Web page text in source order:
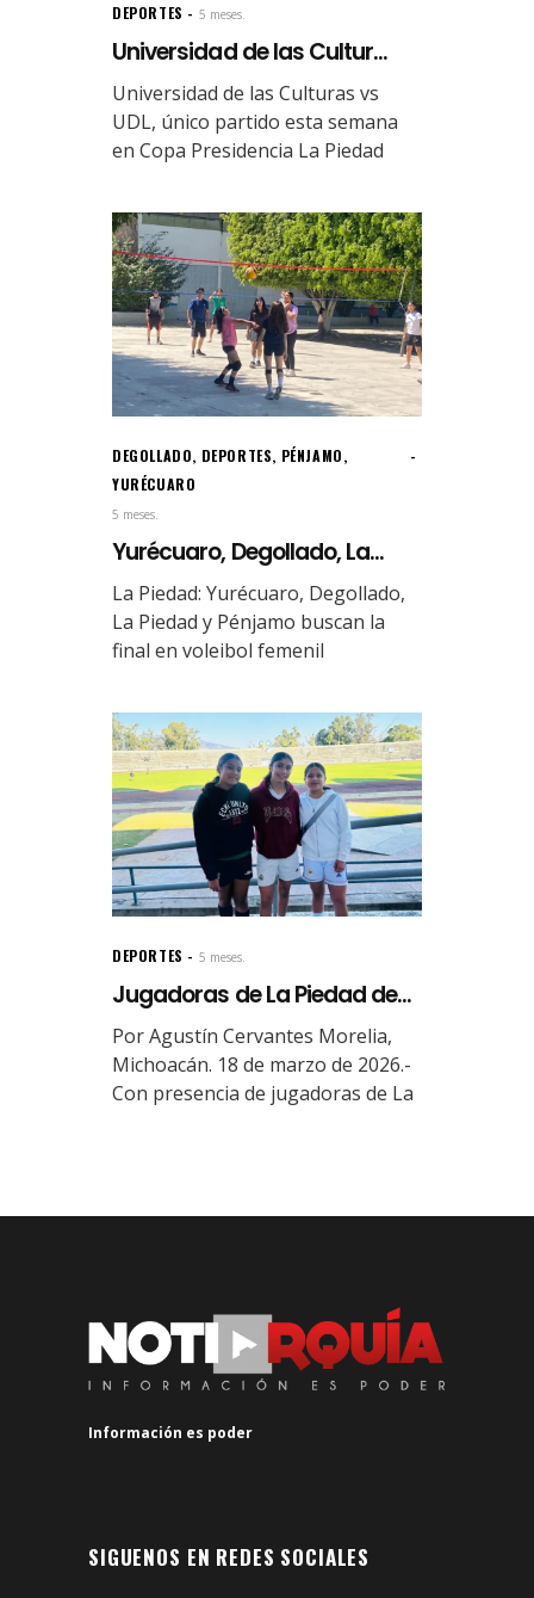
DEPORTES 5 meses.
Universidad de las Cultur...
Universidad de las Culturas vs
UDL, único partido esta semana
en Copa Presidencia La Piedad
DEGOLLADO, DEPORTES, PÉNJAMO,
YURÉCUARO
5 meses.
Yurécuaro, Degollado, La...
La Piedad: Yurécuaro, Degollado,
La Piedad y Pénjamo buscan la
final en voleibol femenil
DEPORTES 5 meses.
Jugadoras de La Piedad de...
Por Agustín Cervantes Morelia,
Michoacán. 18 de marzo de 2026.-
Con presencia de jugadoras de La
Información es poder
SIGUENOS EN REDES SOCIALES